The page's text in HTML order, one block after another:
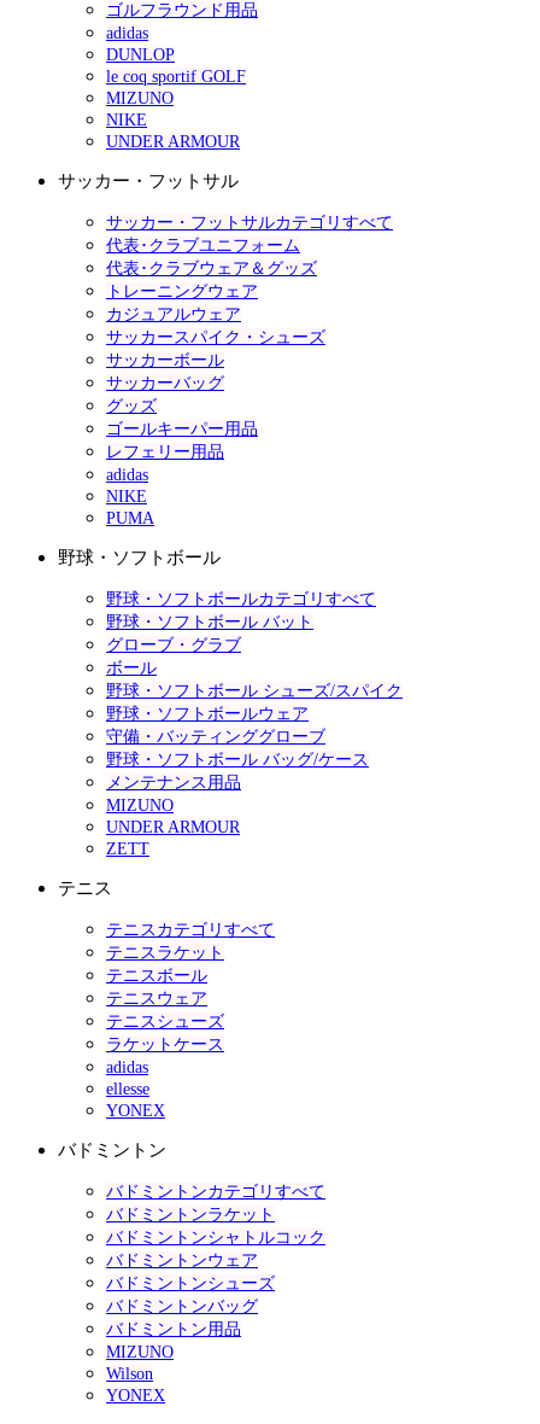
ゴルフラウンド用品
adidas
DUNLOP
le coq sportif GOLF
MIZUNO
NIKE
UNDER ARMOUR
サッカー・フットサル
サッカー・フットサルカテゴリすべて
代表･クラブユニフォーム
代表･クラブウェア＆グッズ
トレーニングウェア
カジュアルウェア
サッカースパイク・シューズ
サッカーボール
サッカーバッグ
グッズ
ゴールキーパー用品
レフェリー用品
adidas
NIKE
PUMA
野球・ソフトボール
野球・ソフトボールカテゴリすべて
野球・ソフトボール バット
グローブ・グラブ
ボール
野球・ソフトボール シューズ/スパイク
野球・ソフトボールウェア
守備・バッティンググローブ
野球・ソフトボール バッグ/ケース
メンテナンス用品
MIZUNO
UNDER ARMOUR
ZETT
テニス
テニスカテゴリすべて
テニスラケット
テニスボール
テニスウェア
テニスシューズ
ラケットケース
adidas
ellesse
YONEX
バドミントン
バドミントンカテゴリすべて
バドミントンラケット
バドミントンシャトルコック
バドミントンウェア
バドミントンシューズ
バドミントンバッグ
バドミントン用品
MIZUNO
Wilson
YONEX